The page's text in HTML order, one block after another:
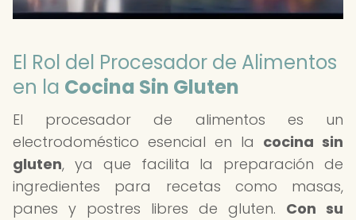
El Rol del Procesador de Alimentos
en la Cocina Sin Gluten
El procesador de alimentos es un
electrodoméstico esencial en la cocina sin
gluten, ya que facilita la preparación de
ingredientes para recetas como masas,
panes y postres libres de gluten. Con su